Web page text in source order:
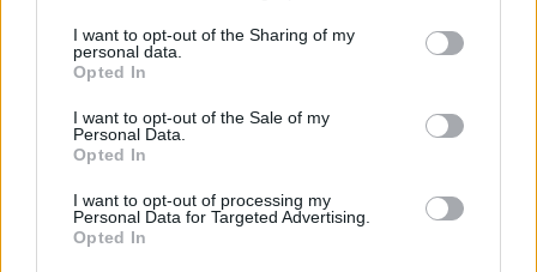
I want to opt-out of the Sharing of my
personal data.
Opted In
I want to opt-out of the Sale of my
Personal Data.
Opted In
I want to opt-out of processing my
Personal Data for Targeted Advertising.
Opted In
szobornál – térfigyelő rögzítette a
gyújtogatást